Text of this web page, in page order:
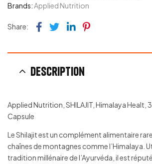
Brands:Applied Nutrition
Share: Facebook
TwitterLinkedin
Pinterest
Description
Applied Nutrition, SHILAJIT, Himalaya
Capsule
Le Shilajit est un complément alimentaire
chaînes de montagnes comme l’Himalaya.
tradition millénaire de l’Ayurvéda, il est